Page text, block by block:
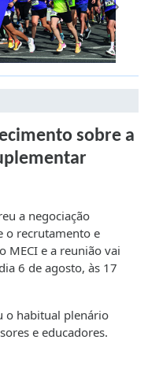
sobre a
a negociação
o recrutamento e
MECI e a reunião vai
6 de agosto, às 17
o habitual plenário
e educadores.